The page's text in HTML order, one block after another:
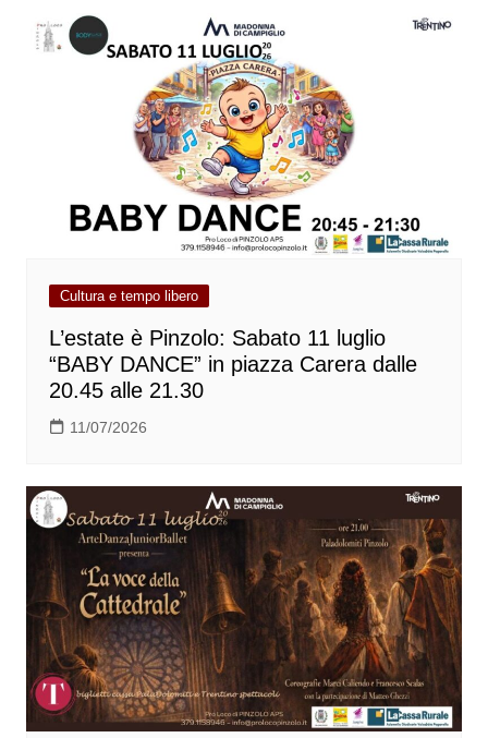
Cultura e tempo libero
L’estate è Pinzolo: Sabato 11 luglio
“BABY DANCE” in piazza Carera dalle
20.45 alle 21.30
11/07/2026